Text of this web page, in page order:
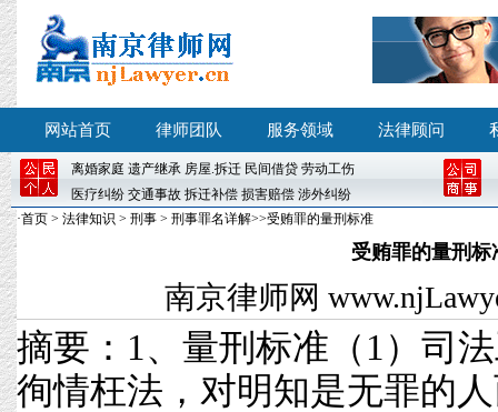
网站首页 律师团队 服务领域 法律顾问
离婚家庭 遗产继承 房屋.拆迁 民间借贷 劳动工伤
医疗纠纷 交通事故 拆迁补偿 损害赔偿 涉外纠纷
·首页 > 法律知识 > 刑事 > 刑事罪名详解>>受贿罪的量刑标准
受贿罪的量刑标
南京律师网
摘要：1、量刑标准（1）司
徇情枉法，对明知是无罪的